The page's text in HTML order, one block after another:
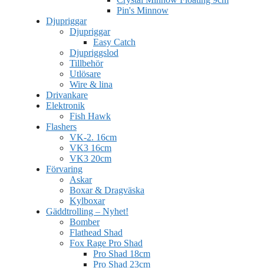
Pin's Minnow
Djupriggar
Djupriggar
Easy Catch
Djupriggslod
Tillbehör
Utlösare
Wire & lina
Drivankare
Elektronik
Fish Hawk
Flashers
VK-2. 16cm
VK3 16cm
VK3 20cm
Förvaring
Askar
Boxar & Dragväska
Kylboxar
Gäddtrolling – Nyhet!
Bomber
Flathead Shad
Fox Rage Pro Shad
Pro Shad 18cm
Pro Shad 23cm